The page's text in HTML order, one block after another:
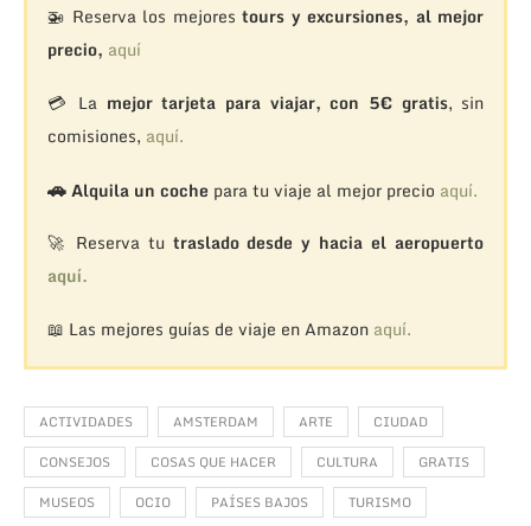
🚁 Reserva los mejorestours y excursiones, al mejor
precio, aquí
💳 La mejor tarjeta para viajar, con 5€ gratis, sin
comisiones, aquí.
🚗Alquila un coche para tu viaje al mejor precio aquí.
🚀 Reserva tu traslado desde y hacia el aeropuerto
aquí.
📖 Las mejores guías de viaje en Amazon aquí.
ACTIVIDADES AMSTERDAM ARTE
CIUDAD
CONSEJOS
COSAS QUE HACER CULTURA
GRATIS
MUSEOS
OCIO PAÍSES BAJOS
TURISMO